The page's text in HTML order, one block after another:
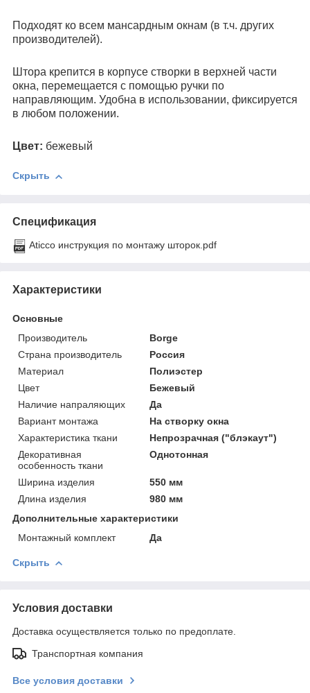
Подходят ко всем мансардным окнам (в т.ч. других
производителей).
Штора крепится в корпусе створки в верхней части
окна, перемещается с помощью ручки по
направляющим. Удобна в использовании, фиксируется
в любом положении.
Цвет: бежевый
Скрыть
Спецификация
Aticco инструкция по монтажу шторок.pdf
Характеристики
Основные
Производитель
Borge
Страна производитель
Россия
Материал
Полиэстер
Цвет
Бежевый
Наличие напраляющих
Да
Вариант монтажа
На створку окна
Характеристика ткани
Непрозрачная ("блэкаут")
Декоративная
особенность ткани
Однотонная
Ширина изделия
550 мм
Длина изделия
980 мм
Дополнительные характеристики
Монтажный комплект
Да
Скрыть
Условия доставки
Доставка осуществляется только по предоплате.
Транспортная компания
Все условия доставки